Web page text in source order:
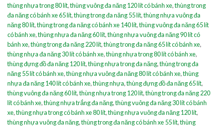
thùng nhựa trong 80 lít,thùng vuông đa năng 120 lít có bánh xe,thùng trong
đa năng có bánh xe 65 lít,thùng trong đa năng 55 lít,thùng nhựa vuông đa
năng 80 lít,thùng trong đa năng có bánh xe 140 lít,thùng vuông đa năng 65 lít
có bánh xe,thùng nhựa đa năng 60 lít,thùng nhựa vuông đa năng 90 lít có
bánh xe,thùng trong đa năng 220 lít,thùng trong đa năng 65 lít có bánh xe,
thùng nhựa đa năng 30 lít có bánh xe,thùng nhựa trong 80 lít có bánh xe,
thùng đựng đồ đa năng 120 lít,thùng nhựa trong đa năng,thùng trong đa
năng 55 lít có bánh xe,thùng nhựa vuông đa năng 80 lít có bánh xe,thùng
nhựa đa năng 140 lít có bánh xe,thùng nhựa,thùng đựng đồ đa năng 65 lít,
thùng vuông đa năng 60 lít,thùng nhựa trong 120 lít,thùng trong đa năng 220
lít có bánh xe,thùng nhựa trắng đa năng,thùng vuông đa năng 30 lít có bánh
xe,thùng nhựa trong có bánh xe 80 lít,thùng nhựa vuông đa năng 120 lít,
thùng nhựa vuông đa năng,thùng trong đa năng có bánh xe 55 lít,thùng